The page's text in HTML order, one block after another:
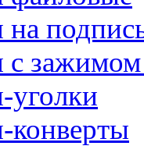
с
уголки
конверты